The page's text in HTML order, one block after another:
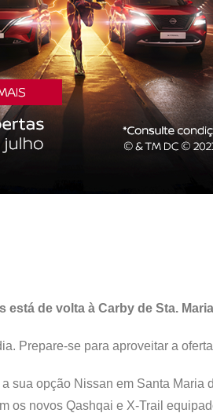
está de volta à Carby de Sta.
Prepare-se para aproveitar a
sua opção Nissan em Santa
os novos Qashqai e X-Trail